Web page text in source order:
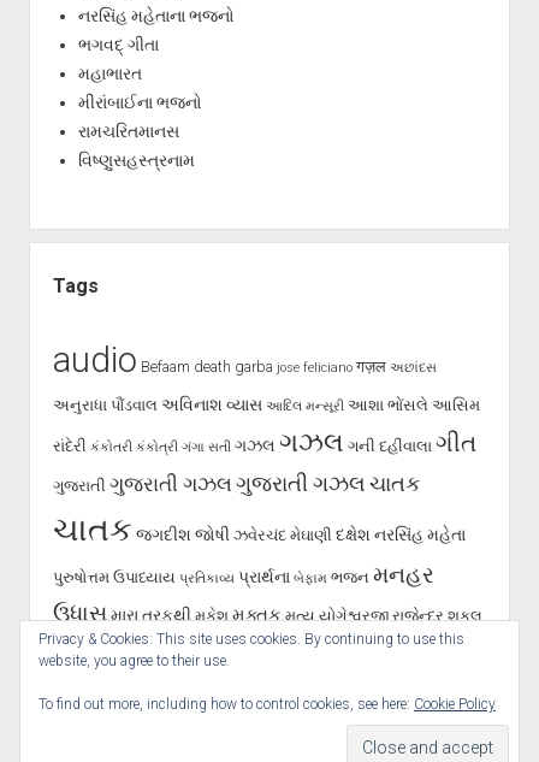
નરસિંહ મહેતાના ભજનો
ભગવદ્ ગીતા
મહાભારત
મીરાંબાઈના ભજનો
રામચરિતમાનસ
વિષ્ણુસહસ્ત્રનામ
Tags
audio Befaam death garba jose feliciano गज़ल અછાંદસ
અનુરાધા પૌંડવાલ અવિનાશ વ્યાસ આદિલ મન્સૂરી આશા ભોંસલે આસિમ
રાંદેરી કંકોતરી કંકોત્રી ગંગા સતી ગઝલ ગઝલ ગની દહીંવાલા ગીત
ગુજરાતી ગુજરાતી ગઝલ ગુજરાતી ગઝલ ચાતક
ચાતક જગદીશ જોષી ઝવેરચંદ મેઘાણી દક્ષેશ નરસિંહ મહેતા
પુરુષોત્તમ ઉપાધ્યાય પ્રતિકાવ્ય પ્રાર્થના બેફામ ભજન મનહર
ઉધાસ મારા તરફથી મુકેશ મુક્તક મૃત્યુ યોગેશ્વરજી રાજેન્દ્ર શુકલ
રાવજી પટેલ શૂન્ય પાલનપુરી સૈફ પાલનપુરી હસ્તાક્ષર
Privacy & Cookies: This site uses cookies. By continuing to use this
website, you agree to their use.
To find out more, including how to control cookies, see here: Cookie Policy